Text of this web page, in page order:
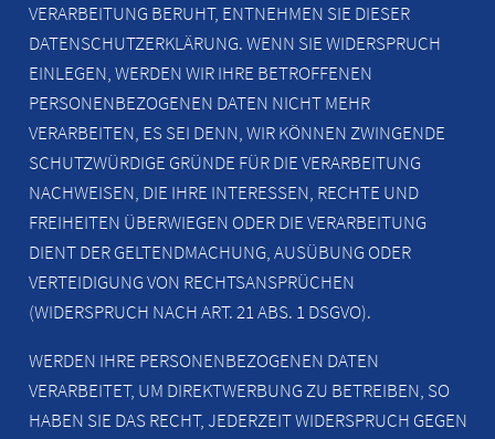
VERARBEITUNG BERUHT, ENTNEHMEN SIE DIESER
DATENSCHUTZERKLÄRUNG. WENN SIE WIDERSPRUCH
EINLEGEN, WERDEN WIR IHRE BETROFFENEN
PERSONENBEZOGENEN DATEN NICHT MEHR
VERARBEITEN, ES SEI DENN, WIR KÖNNEN ZWINGENDE
SCHUTZWÜRDIGE GRÜNDE FÜR DIE VERARBEITUNG
NACHWEISEN, DIE IHRE INTERESSEN, RECHTE UND
FREIHEITEN ÜBERWIEGEN ODER DIE VERARBEITUNG
DIENT DER GELTENDMACHUNG, AUSÜBUNG ODER
VERTEIDIGUNG VON RECHTSANSPRÜCHEN
(WIDERSPRUCH NACH ART. 21 ABS. 1 DSGVO).
WERDEN IHRE PERSONENBEZOGENEN DATEN
VERARBEITET, UM DIREKTWERBUNG ZU BETREIBEN, SO
HABEN SIE DAS RECHT, JEDERZEIT WIDERSPRUCH GEGEN